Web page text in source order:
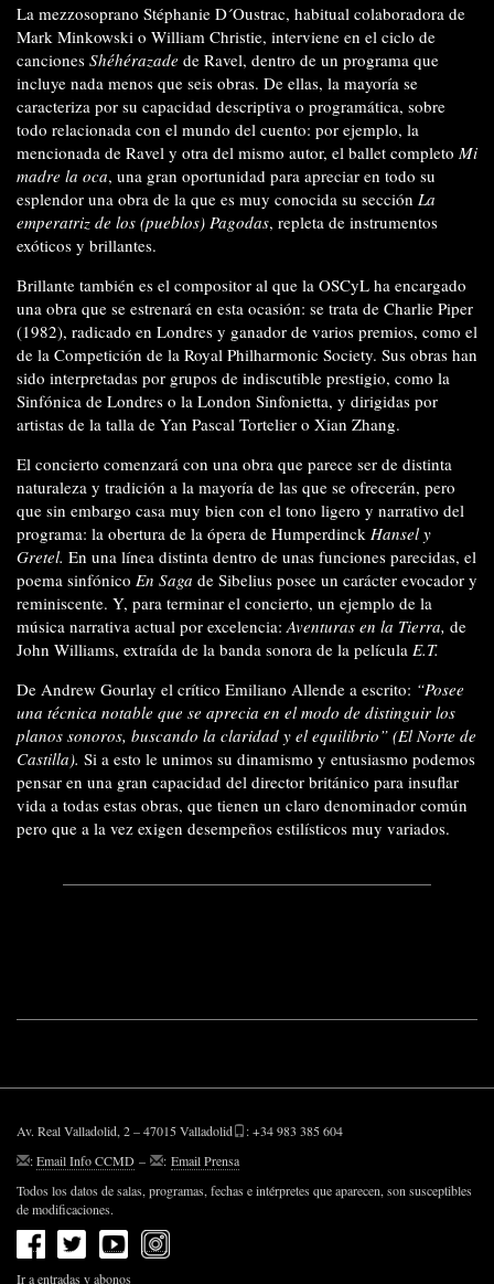
La mezzosoprano Stéphanie D´Oustrac, habitual colaboradora de
Mark Minkowski o William Christie, interviene en el ciclo de
canciones Shéhérazade de Ravel, dentro de un programa que
incluye nada menos que seis obras. De ellas, la mayoría se
caracteriza por su capacidad descriptiva o programática, sobre
todo relacionada con el mundo del cuento: por ejemplo, la
mencionada de Ravel y otra del mismo autor, el ballet completo Mi
madre la oca, una gran oportunidad para apreciar en todo su
esplendor una obra de la que es muy conocida su sección La
emperatriz de los (pueblos) Pagodas, repleta de instrumentos
exóticos y brillantes.
Brillante también es el compositor al que la OSCyL ha encargado
una obra que se estrenará en esta ocasión: se trata de Charlie Piper
(1982), radicado en Londres y ganador de varios premios, como el
de la Competición de la Royal Philharmonic Society. Sus obras han
sido interpretadas por grupos de indiscutible prestigio, como la
Sinfónica de Londres o la London Sinfonietta, y dirigidas por
artistas de la talla de Yan Pascal Tortelier o Xian Zhang.
El concierto comenzará con una obra que parece ser de distinta
naturaleza y tradición a la mayoría de las que se ofrecerán, pero
que sin embargo casa muy bien con el tono ligero y narrativo del
programa: la obertura de la ópera de Humperdinck Hansel y
Gretel. En una línea distinta dentro de unas funciones parecidas, el
poema sinfónico En Saga de Sibelius posee un carácter evocador y
reminiscente. Y, para terminar el concierto, un ejemplo de la
música narrativa actual por excelencia: Aventuras en la Tierra, de
John Williams, extraída de la banda sonora de la película E.T.
De Andrew Gourlay el crítico Emiliano Allende a escrito: “Posee
una técnica notable que se aprecia en el modo de distinguir los
planos sonoros, buscando la claridad y el equilibrio” (El Norte de
Castilla). Si a esto le unimos su dinamismo y entusiasmo podemos
pensar en una gran capacidad del director británico para insuflar
vida a todas estas obras, que tienen un claro denominador común
pero que a la vez exigen desempeños estilísticos muy variados.
Av. Real Valladolid, 2 – 47015 Valladolid
: +34 983 385 604
:Email Info CCMD – : Email Prensa
Todos los datos de salas, programas, fechas e intérpretes que aparecen, son susceptibles
de modificaciones.
Ir a entradas y abonos